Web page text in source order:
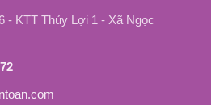
- KTT Thủy Lợi 1 - Xã Ngọc